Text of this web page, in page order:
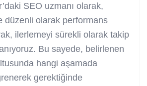
SEO uzmanı olarak,
düzenli olarak performans
ilerlemeyi sürekli olarak takip
Bu sayede, belirlenen
hangi aşamada
gerektiğinde